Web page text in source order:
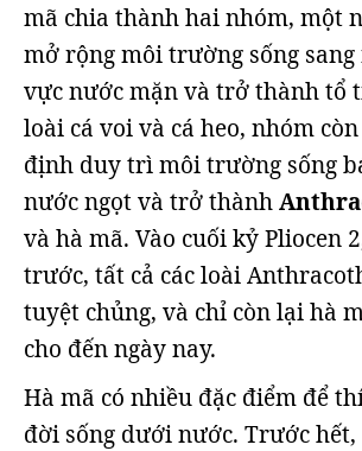
mã chia thành hai nhóm, một
mở rộng môi trường sống
vực nước mặn và trở thành tổ
loài cá voi và cá heo, nhóm
định duy trì môi trường sống
nước ngọt và trở thành
và hà mã. Vào cuối kỷ Pliocen
trước, tất cả các loài
tuyệt chủng, và chỉ còn lại hà
cho đến ngày nay.
Hà mã có nhiều đặc điểm để
đời sống dưới nước. Trước